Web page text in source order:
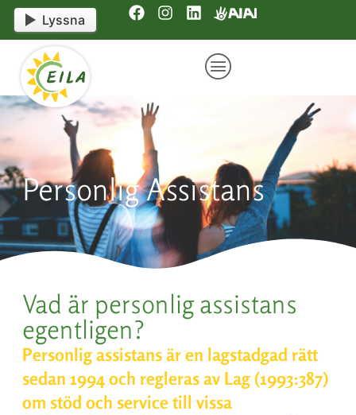
content
Lyssna
Personlig Assistans
Vad är personlig assistans
egentligen?
Personlig assistans är en lagstadgad rätt
sedan 1994 och regleras av Lag (1993:387)
om stöd och service till vissa